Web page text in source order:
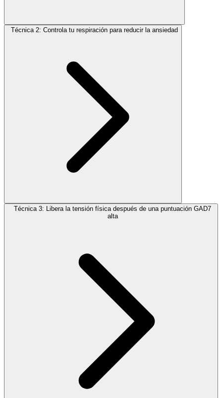
Técnica 2: Controla tu respiración para reducir la ansiedad
Técnica 3: Libera la tensión física después de una puntuación GAD7
alta